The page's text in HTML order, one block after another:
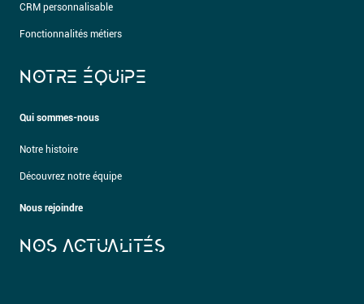
CRM personnalisable
Fonctionnalités métiers
NOTRE ÉQUIPE
Qui sommes-nous
Notre histoire
Découvrez notre équipe
Nous rejoindre
NOS ACTUALITÉS